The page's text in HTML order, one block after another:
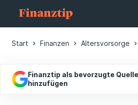
Start Finanzen Altersvorsorge
Finanztip als bevorzugte
hinzufügen